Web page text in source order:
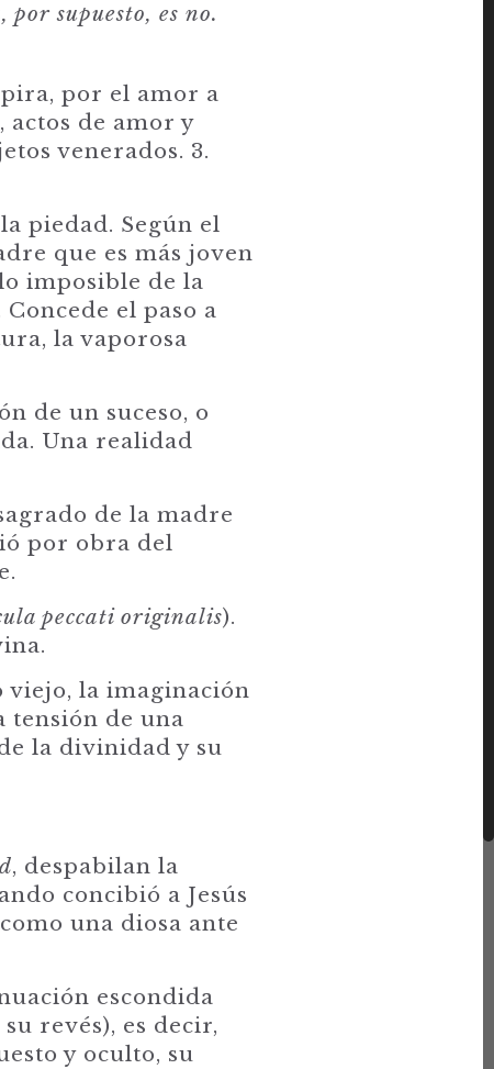
supuesto, es no.
por el amor a
actos de amor y
venerados. 3.
piedad. Según el
que es más joven
imposible de la
el paso a
la vaporosa
de un suceso, o
Una realidad
de la madre
por obra del
peccati originalis).
la imaginación
tensión de una
la divinidad y su
, despabilan la
concibió a Jesús
una diosa ante
escondida
revés), es decir,
y oculto, su